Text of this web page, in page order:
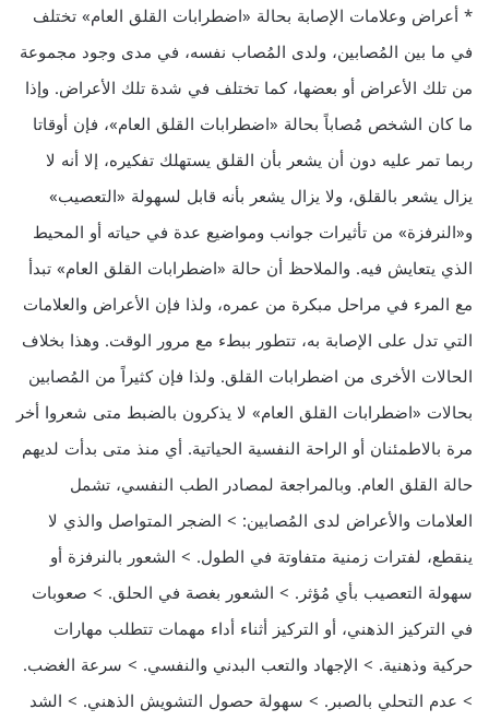
* أعراض وعلامات الإصابة بحالة «اضطرابات القلق العام» تختلف
في ما بين المُصابين، ولدى المُصاب نفسه، في مدى وجود مجموعة
من تلك الأعراض أو بعضها، كما تختلف في شدة تلك الأعراض. وإذا
ما كان الشخص مُصاباً بحالة «اضطرابات القلق العام»، فإن أوقاتا
ربما تمر عليه دون أن يشعر بأن القلق يستهلك تفكيره، إلا أنه لا
يزال يشعر بالقلق، ولا يزال يشعر بأنه قابل لسهولة «التعصيب»
و«النرفزة» من تأثيرات جوانب ومواضيع عدة في حياته أو المحيط
الذي يتعايش فيه. والملاحظ أن حالة «اضطرابات القلق العام» تبدأ
مع المرء في مراحل مبكرة من عمره، ولذا فإن الأعراض والعلامات
التي تدل على الإصابة به، تتطور ببطء مع مرور الوقت. وهذا بخلاف
الحالات الأخرى من اضطرابات القلق. ولذا فإن كثيراً من المُصابين
بحالات «اضطرابات القلق العام» لا يذكرون بالضبط متى شعروا أخر
مرة بالاطمئنان أو الراحة النفسية الحياتية. أي منذ متى بدأت لديهم
حالة القلق العام. وبالمراجعة لمصادر الطب النفسي، تشمل
العلامات والأعراض لدى المُصابين: > الضجر المتواصل والذي لا
ينقطع، لفترات زمنية متفاوتة في الطول. > الشعور بالنرفزة أو
سهولة التعصيب بأي مُؤثر. > الشعور بغصة في الحلق. > صعوبات
في التركيز الذهني، أو التركيز أثناء أداء مهمات تتطلب مهارات
حركية وذهنية. > الإجهاد والتعب البدني والنفسي. > سرعة الغضب.
> عدم التحلي بالصبر. > سهولة حصول التشويش الذهني. > الشد